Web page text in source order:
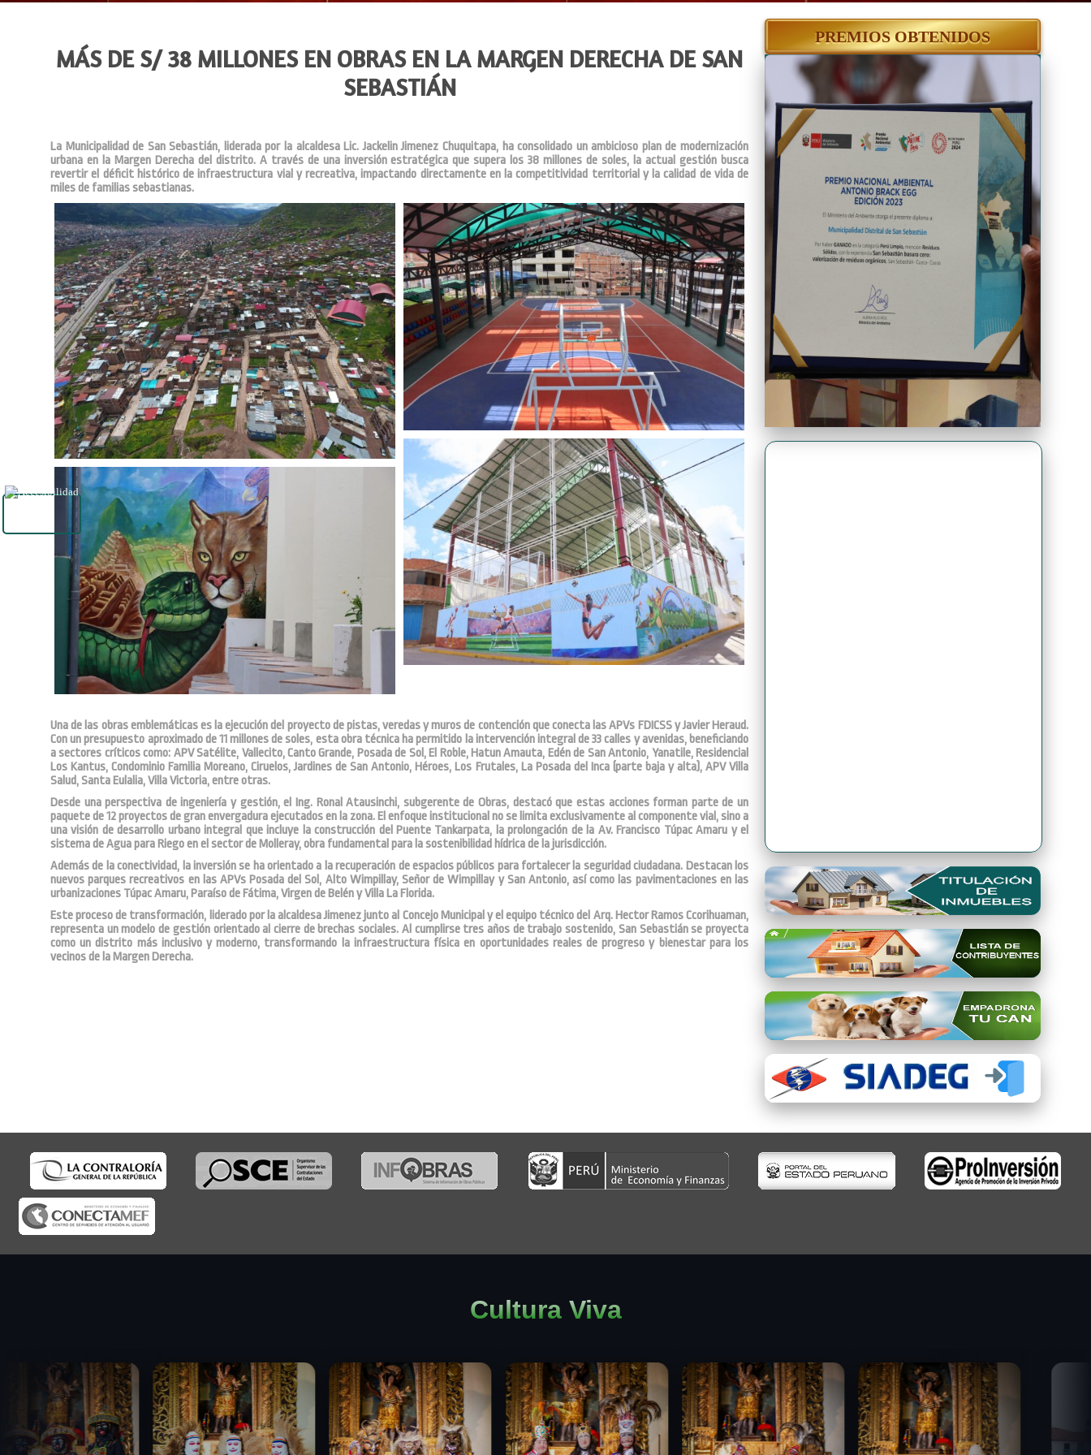
MÁS DE S/ 38 MILLONES EN OBRAS EN LA MARGEN DERECHA DE SAN
SEBASTIÁN
La Municipalidad de San Sebastián, liderada por la alcaldesa Lic. Jackelin Jimenez Chuquitapa, ha consolidado un ambicioso plan de modernización
urbana en la Margen Derecha del distrito. A través de una inversión estratégica que supera los 38 millones de soles, la actual gestión busca
revertir el déficit histórico de infraestructura vial y recreativa, impactando directamente en la competitividad territorial y la calidad de vida de
miles de familias sebastianas.
Una de las obras emblemáticas es la ejecución del proyecto de pistas, veredas y muros de contención que conecta las APVs FDICSS y Javier Heraud.
Con un presupuesto aproximado de 11 millones de soles, esta obra técnica ha permitido la intervención integral de 33 calles y avenidas, beneficiando
a sectores críticos como: APV Satélite, Vallecito, Canto Grande, Posada de Sol, El Roble, Hatun Amauta, Edén de San Antonio, Yanatile, Residencial
Los Kantus, Condominio Familia Moreano, Ciruelos, Jardines de San Antonio, Héroes, Los Frutales, La Posada del Inca (parte baja y alta), APV Villa
Salud, Santa Eulalia, Villa Victoria, entre otras.
Desde una perspectiva de ingeniería y gestión, el Ing. Ronal Atausinchi, subgerente de Obras, destacó que estas acciones forman parte de un
paquete de 12 proyectos de gran envergadura ejecutados en la zona. El enfoque institucional no se limita exclusivamente al componente vial, sino a
una visión de desarrollo urbano integral que incluye la construcción del Puente Tankarpata, la prolongación de la Av. Francisco Túpac Amaru y el
sistema de Agua para Riego en el sector de Molleray, obra fundamental para la sostenibilidad hídrica de la jurisdicción.
Además de la conectividad, la inversión se ha orientado a la recuperación de espacios públicos para fortalecer la seguridad ciudadana. Destacan los
nuevos parques recreativos en las APVs Posada del Sol, Alto Wimpillay, Señor de Wimpillay y San Antonio, así como las pavimentaciones en las
urbanizaciones Túpac Amaru, Paraíso de Fátima, Virgen de Belén y Villa La Florida.
Este proceso de transformación, liderado por la alcaldesa Jimenez junto al Concejo Municipal y el equipo técnico del Arq. Hector Ramos Ccorihuaman,
representa un modelo de gestión orientado al cierre de brechas sociales. Al cumplirse tres años de trabajo sostenido, San Sebastián se proyecta
como un distrito más inclusivo y moderno, transformando la infraestructura física en oportunidades reales de progreso y bienestar para los
vecinos de la Margen Derecha.
PREMIOS OBTENIDOS
Cultura Viva